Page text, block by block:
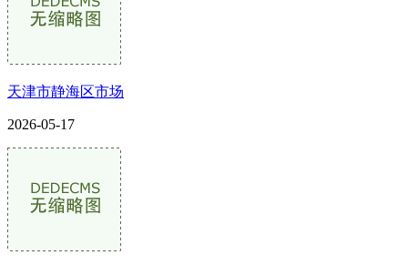
天津市静海区市场
2026-05-17